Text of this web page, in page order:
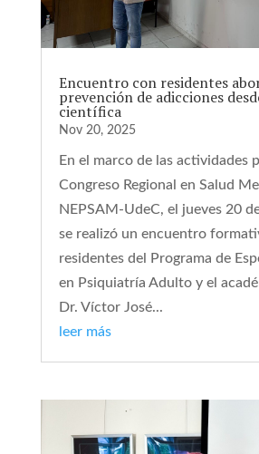
Encuentro con residentes
prevención de adicciones
científica
Nov 20, 2025
En el marco de las actividades
Congreso Regional en Salud
NEPSAM-UdeC, el jueves 20
se realizó un encuentro
residentes del Programa de
en Psiquiatría Adulto y el
Dr. Víctor José...
leer más